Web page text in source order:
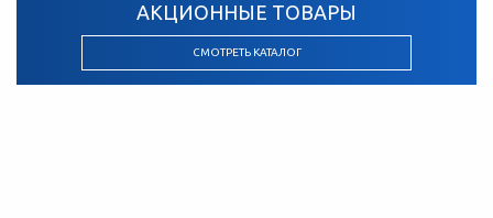
АКЦИОННЫЕ ТОВАРЫ
СМОТРЕТЬ КАТАЛОГ